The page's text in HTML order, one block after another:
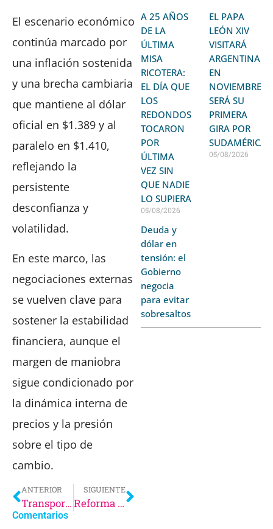
El escenario económico
continúa marcado por
una inflación sostenida
y una brecha cambiaria
que mantiene al dólar
oficial en $1.389 y al
paralelo en $1.410,
reflejando la
persistente
desconfianza y
volatilidad.
En este marco, las
negociaciones externas
se vuelven clave para
sostener la estabilidad
financiera, aunque el
margen de maniobra
sigue condicionado por
la dinámica interna de
precios y la presión
sobre el tipo de
cambio.
ANTERIOR
Transporte en crisis: el sistema ferroviario al borde del colapso
SIGUIENTE
Reforma electoral: crece la tensión política en Salta
Comentarios
A 25 AÑOS
DE LA
ÚLTIMA
MISA
RICOTERA:
EL DÍA QUE
LOS
REDONDOS
TOCARON
POR
ÚLTIMA
VEZ SIN
QUE NADIE
LO SUPIERA
05/08/2026
EL PAPA
LEÓN XIV
VISITARÁ
ARGENTINA
EN
NOVIEMBRE:
SERÁ SU
PRIMERA
GIRA POR
SUDAMÉRICA
05/08/2026
Deuda y
dólar en
tensión: el
Gobierno
negocia
para evitar
sobresaltos